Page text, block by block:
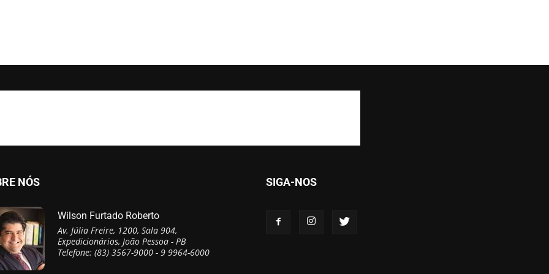
NÓS
Wilson Furtado Roberto
Av. Júlia Freire, 1200, Sala 904,
Expedicionários, João Pessoa - PB
Telefone: (83) 3567-9000 - 9 9964-6000
SIGA-NOS